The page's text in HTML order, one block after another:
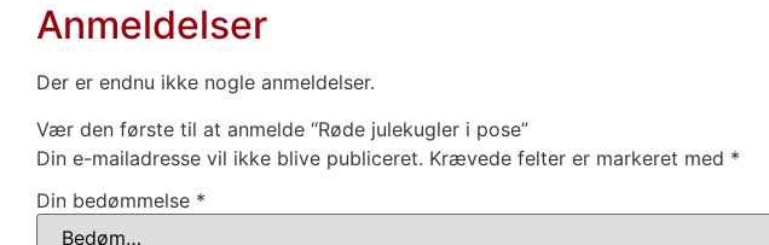
Anmeldelser
Der er endnu ikke nogle anmeldelser.
Vær den første til at anmelde “Røde julekugler i pose”
Din e-mailadresse vil ikke blive publiceret. Krævede felter er markeret med *
Din bedømmelse *